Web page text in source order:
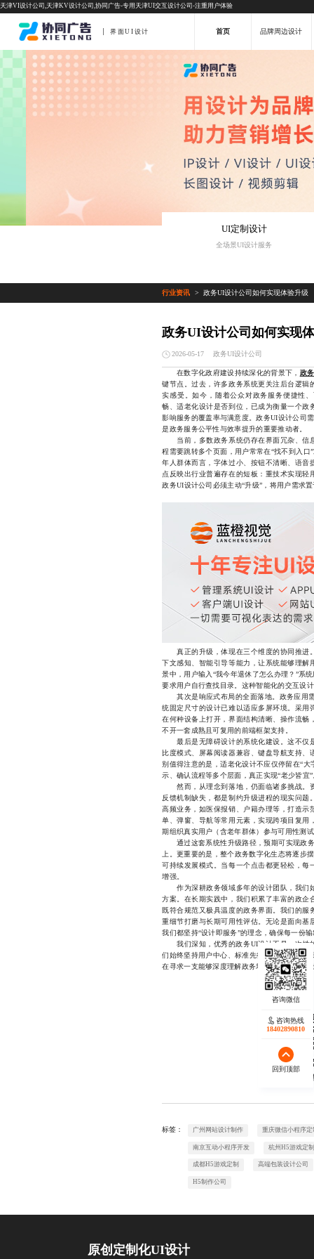
天津VI设计公司,天津KV设计公司,协同广告-专用天津UI交互设计公司-注重用户体验
界面UI设计 首页 品牌周边设计
UI定制设计
全场景UI设计服务
行业资讯 > 政务UI设计公司如何实现体验升级
政务UI设计公司如何实现
2026-05-17 政务UI设计公司
在数字化政府建设持续深化的背景下， 政
键节点。过去，许多政务系统更关注后台逻
实感受。如今，随着公众对政务服务便捷性
畅、适老化设计是否到位，已成为衡量一个
影响服务的覆盖率与满意度。政务UI设计公司
是政务服务公平性与效率提升的重要推动者。
当前，多数政务系统仍存在界面冗杂、信
程需要跳转多个页面，用户常常在“找不到入
年人群体而言，字体过小、按钮不清晰、语
点反映出行业普遍存在的短板：重技术实现
政务UI设计公司必须主动“升级”，将用户需求
真正的升级，体现在三个维度的协同推进
下文感知、智能引导等能力，让系统能够理
景中，用户输入“我今年退休了怎么办理？”系
要求用户自行查找目录。这种智能化的交互设
其次是响应式布局的全面落地。政务应用
统固定尺寸的设计已难以适应多屏环境。采
在何种设备上打开，界面结构清晰、操作流
不开一套成熟且可复用的前端框架支持。
最后是无障碍设计的系统化建设。这不仅
比度模式、屏幕阅读器兼容、键盘导航支持
别值得注意的是，适老化设计不应仅停留在“
示、确认流程等多个层面，真正实现“老少皆宜”
然而，从理念到落地，仍面临诸多挑战。
反馈机制缺失，都是制约升级进程的现实问
高频业务，如医保报销、户籍办理等，打造
单、弹窗、导航等常用元素，实现跨项目复
期组织真实用户（含老年群体）参与可用性测
通过这套系统性升级路径，预期可实现政务
上。更重要的是，整个政务数字化生态将逐步
可持续发展模式。当每一个点击都更轻松，
增强。
作为深耕政务领域多年的设计团队，我们
方案。在长期实践中，我们积累了丰富的政
既符合规范又极具温度的政务界面。我们的
重细节打磨与长期可用性评估。无论是面向
我们都坚持“设计即服务”的理念，确保每一份
我们深知，优秀的政务UI设计不是一次性
们始终坚持用户中心、标准先行、敏捷迭代的
在寻求一支能够深度理解政务场景、具备实战
欢
标签： 广州网站设计制作 重庆微信小程序定
南京互动小程序开发 杭州H5游戏定
成都H5游戏定制 高端包装设计公司
H5制作公司
咨询热线
18402890810
回到顶部
原创定制化UI设计